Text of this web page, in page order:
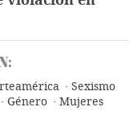
Sexismo
Género
Mujeres